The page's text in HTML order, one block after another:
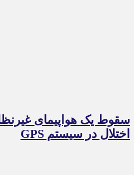
سقوط یک هواپیمای
اختلال در سیستم‌ GPS